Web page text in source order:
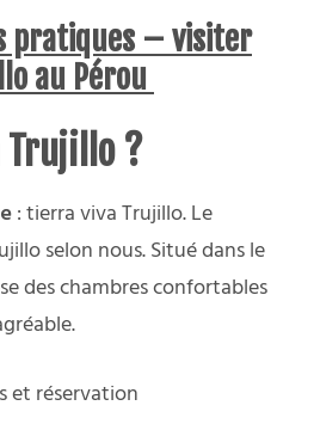
pratiques – visiter
au Pérou
Trujillo ?
: tierra viva Trujillo. Le
selon nous. Situé dans le
des chambres confortables
et réservation